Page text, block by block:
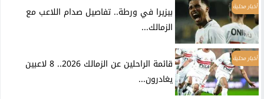
أخبار محلية
بيزيرا في ورطة.. تفاصيل صدام اللاعب مع
الزمالك...
أخبار محلية
قائمة الراحلين عن الزمالك 2026.. 8 لاعبين
يغادرون...